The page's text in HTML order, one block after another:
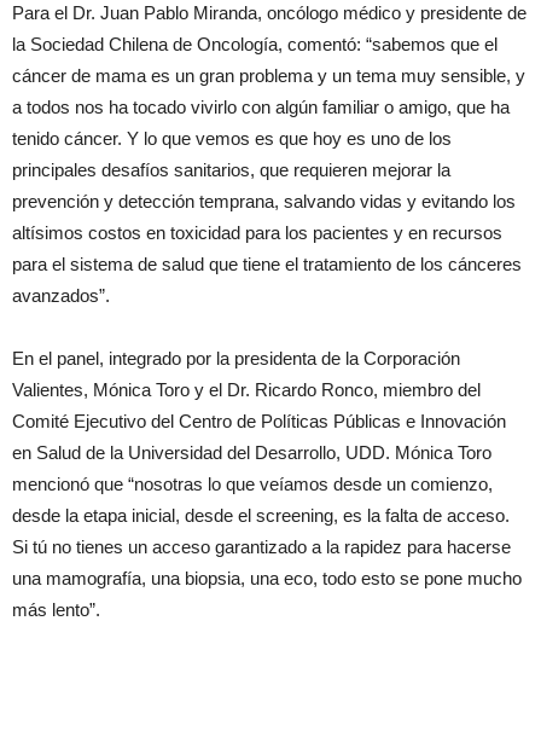
Para el Dr. Juan Pablo Miranda, oncólogo médico y presidente de
la Sociedad Chilena de Oncología, comentó: “sabemos que el
cáncer de mama es un gran problema y un tema muy sensible, y
a todos nos ha tocado vivirlo con algún familiar o amigo, que ha
tenido cáncer. Y lo que vemos es que hoy es uno de los
principales desafíos sanitarios, que requieren mejorar la
prevención y detección temprana, salvando vidas y evitando los
altísimos costos en toxicidad para los pacientes y en recursos
para el sistema de salud que tiene el tratamiento de los cánceres
avanzados”.
En el panel, integrado por la presidenta de la Corporación
Valientes, Mónica Toro y el Dr. Ricardo Ronco, miembro del
Comité Ejecutivo del Centro de Políticas Públicas e Innovación
en Salud de la Universidad del Desarrollo, UDD. Mónica Toro
mencionó que “nosotras lo que veíamos desde un comienzo,
desde la etapa inicial, desde el screening, es la falta de acceso.
Si tú no tienes un acceso garantizado a la rapidez para hacerse
una mamografía, una biopsia, una eco, todo esto se pone mucho
más lento”.